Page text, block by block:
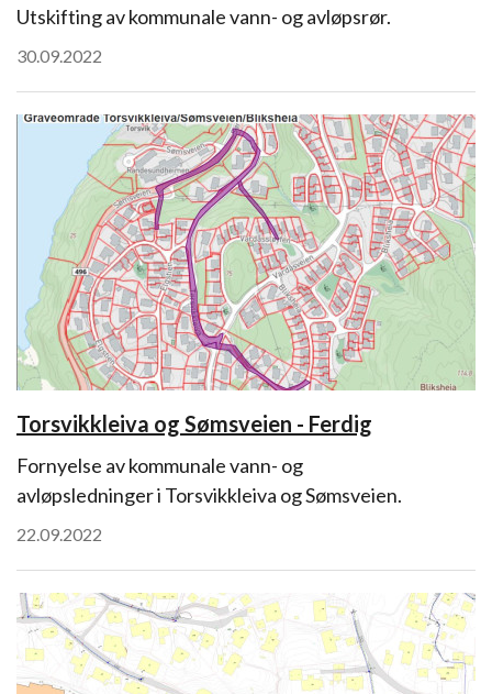
Utskifting av kommunale vann- og avløpsrør.
30.09.2022
Torsvikkleiva og Sømsveien - Ferdig
Fornyelse av kommunale vann- og
avløpsledninger i Torsvikkleiva og Sømsveien.
22.09.2022